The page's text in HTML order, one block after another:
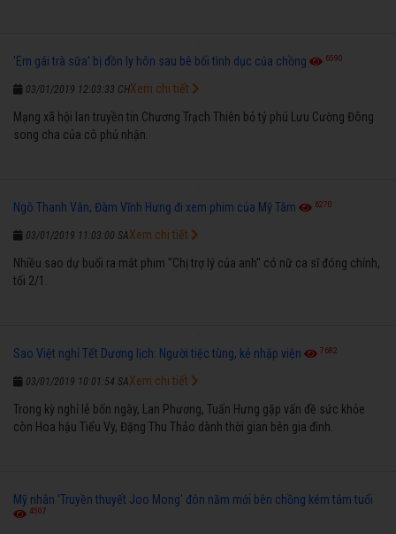
'Em gái trà sữa' bị đồn ly hôn sau bê bối tình dục của chồng 6590
03/01/2019 12:03:33 CH
Mạng xã hội lan truyền tin Chương Trạch Thiên bỏ tỷ phú Lưu Cường Đông
song cha của cô phủ nhận.
Xem chi tiết
Ngô Thanh Vân, Đàm Vĩnh Hưng đi xem phim của Mỹ Tâm 6270
03/01/2019 11:03:00 SA
Nhiều sao dự buổi ra mắt phim "Chị trợ lý của anh" có nữ ca sĩ đóng chính,
tối 2/1.
Xem chi tiết
Sao Việt nghỉ Tết Dương lịch: Người tiệc tùng, kẻ nhập viện 7682
03/01/2019 10:01:54 SA
Trong kỳ nghỉ lễ bốn ngày, Lan Phương, Tuấn Hưng gặp vấn đề sức khỏe
còn Hoa hậu Tiểu Vy, Đặng Thu Thảo dành thời gian bên gia đình.
Xem chi tiết
Mỹ nhân 'Truyền thuyết Joo Mong' đón năm mới bên chồng kém tám tuổi
4507